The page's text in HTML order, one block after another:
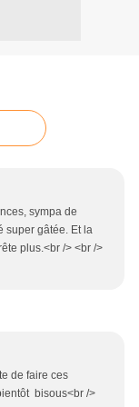
sympa de
super gâtée. Et la
plus.<br /> <br />
de faire ces
bisous<br />